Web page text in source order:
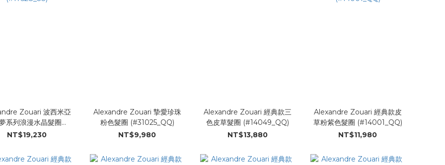
Zouari 波西米亞
系列浪漫水晶髮圈
(#17528_SS)
NT$19,230
Alexandre Zouari 摯愛珍珠
粉色髮圈 (#31025_QQ)
NT$9,980
Alexandre Zouari 經典款三
色皮草髮圈 (#14049_QQ)
NT$13,880
Alexandre Zouari 經典款皮
草粉紫色髮圈 (#14001_QQ)
NT$11,980